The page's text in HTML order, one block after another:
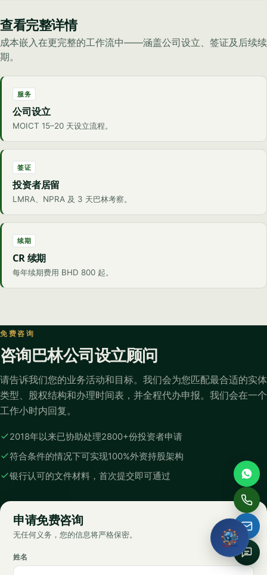
查看完整详情
成本嵌入在更完整的工作流中——涵盖公司设立、签证及后续续
期。
服务
公司设立
MOICT 15–20 天设立流程。
签证
投资者居留
LMRA、NPRA 及 3 天巴林考察。
续期
CR 续期
每年续期费用 BHD 800 起。
免费咨询
咨询巴林公司设立顾问
请告诉我们您的业务活动和目标。我们会为您匹配最合适的实体
类型、股权结构和办理时间表，并全程代办申报。我们会在一个
工作小时内回复。
2018年以来已协助处理2800+份投资者申请
符合条件的情况下可实现100%外资持股架构
银行认可的文件材料，首次提交即可通过
申请免费咨询
无任何义务，您的信息将严格保密。
姓名
Email
Phone / WhatsApp
How can we help?